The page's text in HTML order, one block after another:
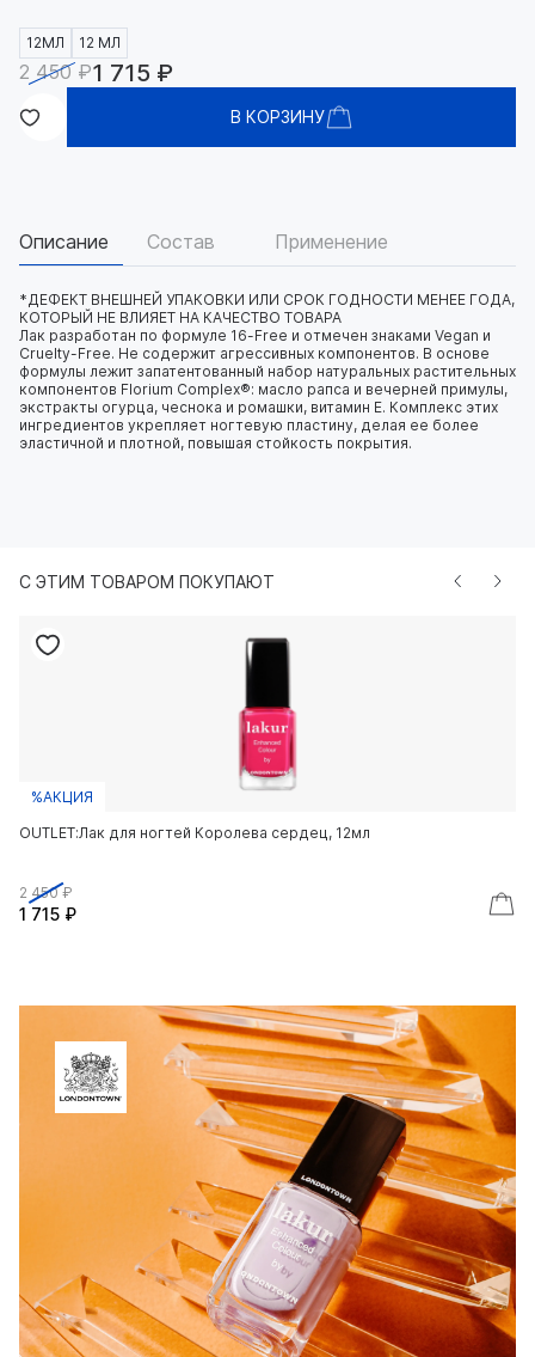
12МЛ 12 МЛ
2 450 ₽1 715 ₽
В КОРЗИНУ
Описание Состав Применение
*ДЕФЕКТ ВНЕШНЕЙ УПАКОВКИ ИЛИ СРОК ГОДНОСТИ МЕНЕЕ ГОДА,
КОТОРЫЙ НЕ ВЛИЯЕТ НА КАЧЕСТВО ТОВАРА
Лак разработан по формуле 16-Free и отмечен знаками Vegan и
Cruelty-Free. Не содержит агрессивных компонентов. В основе
формулы лежит запатентованный набор натуральных растительных
компонентов Florium Complex®: масло рапса и вечерней примулы,
экстракты огурца, чеснока и ромашки, витамин E. Комплекс этих
ингредиентов укрепляет ногтевую пластину, делая ее более
эластичной и плотной, повышая стойкость покрытия.
С ЭТИМ ТОВАРОМ ПОКУПАЮТ
%АКЦИЯ
OUTLET:Лак для ногтей Королева сердец, 12мл
2 450 ₽
1 715 ₽